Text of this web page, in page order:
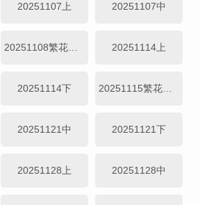
20251107上 20251107中
20251108繁花日记 20251114上
20251114下 20251115繁花日记
20251121中 20251121下
20251128上 20251128中